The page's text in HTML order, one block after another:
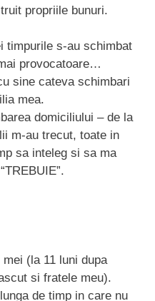
propriile bunuri.
timpurile s-au schimbat
provocatoare…
sine cateva schimbari
mea.
domiciliului – de la
m-au trecut, toate in
sa inteleg si sa ma
(la 11 luni dupa
si fratele meu).
de timp in care nu